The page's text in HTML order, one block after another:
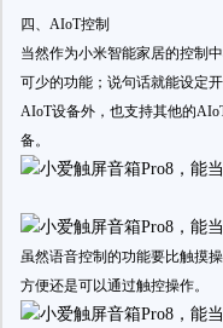
四、AIoT控制
当然作为小米智能家居的控制
可少的功能；说句话就能设定
AIoT设备外，也支持其他的
备。
虽然语音控制的功能要比触摸
方便还是可以通过触控操作。